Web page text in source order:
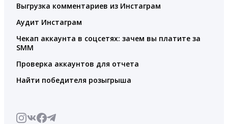
Выгрузка комментариев из Инстаграм
Аудит Инстаграм
Чекап аккаунта в соцсетях: зачем вы платите за
SMM
Проверка аккаунтов для отчета
Найти победителя розыгрыша